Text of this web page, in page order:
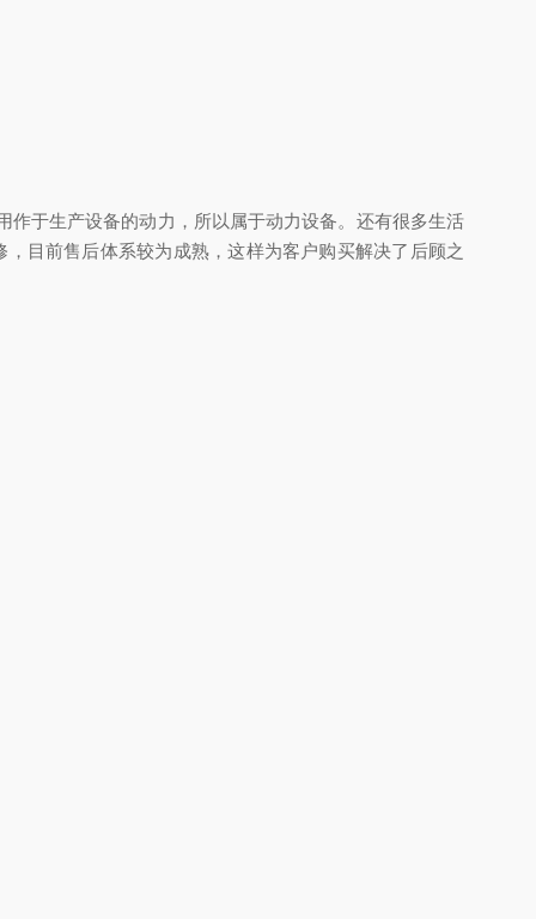
于生产设备的动力，所以属于动力设备。还有很多生活
目前售后体系较为成熟，这样为客户购买解决了后顾之